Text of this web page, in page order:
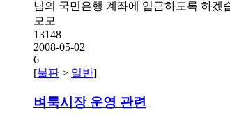
님의 국민은행 계좌에 입금하도록 하
모모
13148
2008-05-02
6
[불판 > 일반]
벼룩시장운영 관련